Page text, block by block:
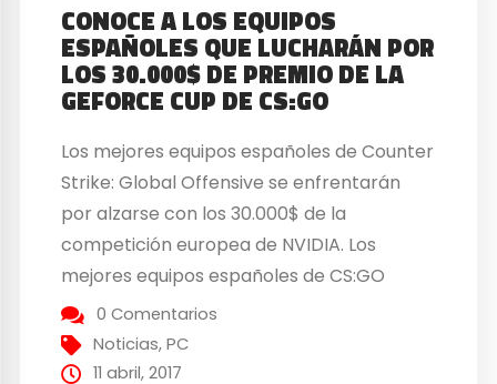
CONOCE A LOS EQUIPOS
ESPAÑOLES QUE LUCHARÁN POR
LOS 30.000$ DE PREMIO DE LA
GEFORCE CUP DE CS:GO
Los mejores equipos españoles de Counter
Strike: Global Offensive se enfrentarán
por alzarse con los 30.000$ de la
competición europea de NVIDIA. Los
mejores equipos españoles de CS:GO
luchan por conseguir los 30 mil $ de
premio de la GEFORCE CUP NVIDIA ha
anunciado los primeros equipos españoles
0 Comentarios
Noticias,PC
11 abril, 2017